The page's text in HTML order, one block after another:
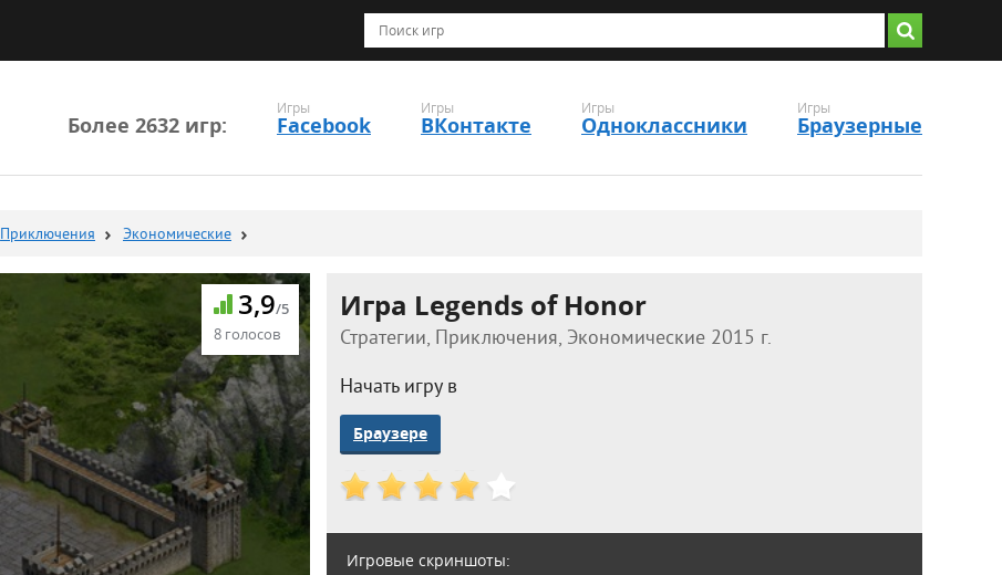
Более 2632 игр:
Игры
Facebook
Игры
ВКонтакте
Игры
Одноклассники
Игры
Браузерные
Приключения Экономические
3,9/5
8 голосов
Игра Legends of Honor
Стратегии, Приключения, Экономические 2015 г.
Начать игру в
Браузере
Игровые скриншоты: